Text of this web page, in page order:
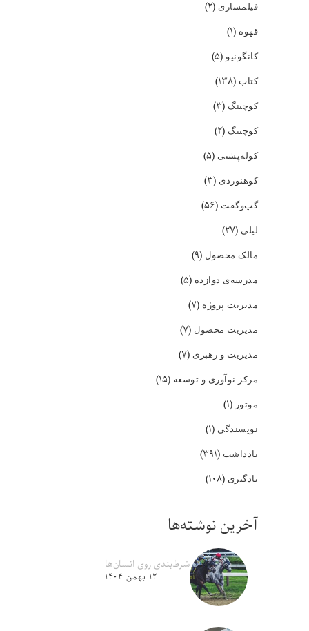
فیلمسازی (۲)
قهوه (۱)
کانگونیو(۵)
کتاب (۱۳۸)
کوچینگ (۳)
کوچینگ (۲)
کوله‌پشتی (۵)
کوهنوردی (۳)
گپ‌و‌گفت (۵۶)
لیلی (۲۷)
مالک محصول (۹)
مدرسه‌ی دوازده (۵)
مدیریت پروژه (۷)
مدیریت محصول (۷)
مدیریت و رهبری (۷)
مرکز نوآوری و توسعه (۱۵)
موتور (۱)
نویسندگی (۱)
یادداشت (۳۹۱)
یادگیری (۱۰۸)
آخرین نوشته‌ها
شرط‌بندی روی انسان‌ها
۱۲ بهمن ۱۴۰۴